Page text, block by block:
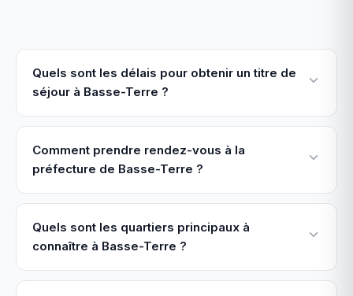
Quels sont les délais pour obtenir un titre de
séjour à Basse-Terre ?
Comment prendre rendez-vous à la
préfecture de Basse-Terre ?
Quels sont les quartiers principaux à
connaître à Basse-Terre ?